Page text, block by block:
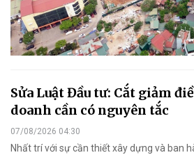
Sửa Luật Đầu tư: Cắt giảm
doanh cần có nguyên tắc
07/08/2026 04:30
Nhất trí với sự cần thiết xây dựng và ban